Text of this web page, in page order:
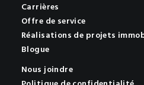
Carrières
Offre de service
Réalisations de projets
Blogue
Nous joindre